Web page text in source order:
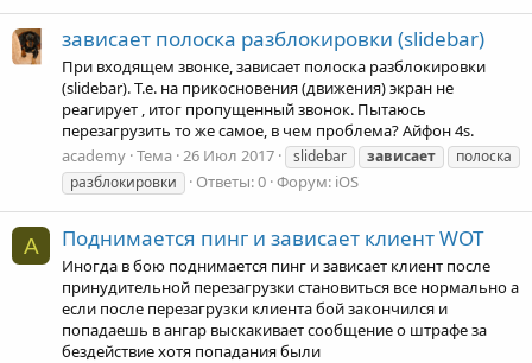
зависает полоска разблокировки (slidebar)
При входящем звонке, зависает полоска разблокировки
(slidebar). Т.е. на прикосновения (движения) экран не
реагирует , итог пропущенный звонок. Пытаюсь
перезагрузить то же самое, в чем проблема? Айфон 4s.
academy Тема 26 Июл 2017 slidebar зависает
полоска
разблокировки
Ответы: 0 Форум: iOS
A Поднимается пинг и зависает клиент WOT
Иногда в бою поднимается пинг и зависает клиент после
принудительной перезагрузки становиться все нормально а
если после перезагрузки клиента бой закончился и
попадаешь в ангар выскакивает сообщение о штрафе за
бездействие хотя попадания были